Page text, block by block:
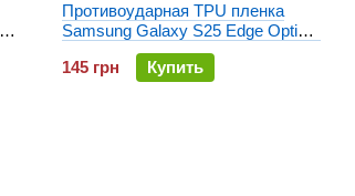
Противоударная TPU пленка
Samsung Galaxy S25 Edge Optima
Anti-Shock Глянцевая
145 грн
Купить